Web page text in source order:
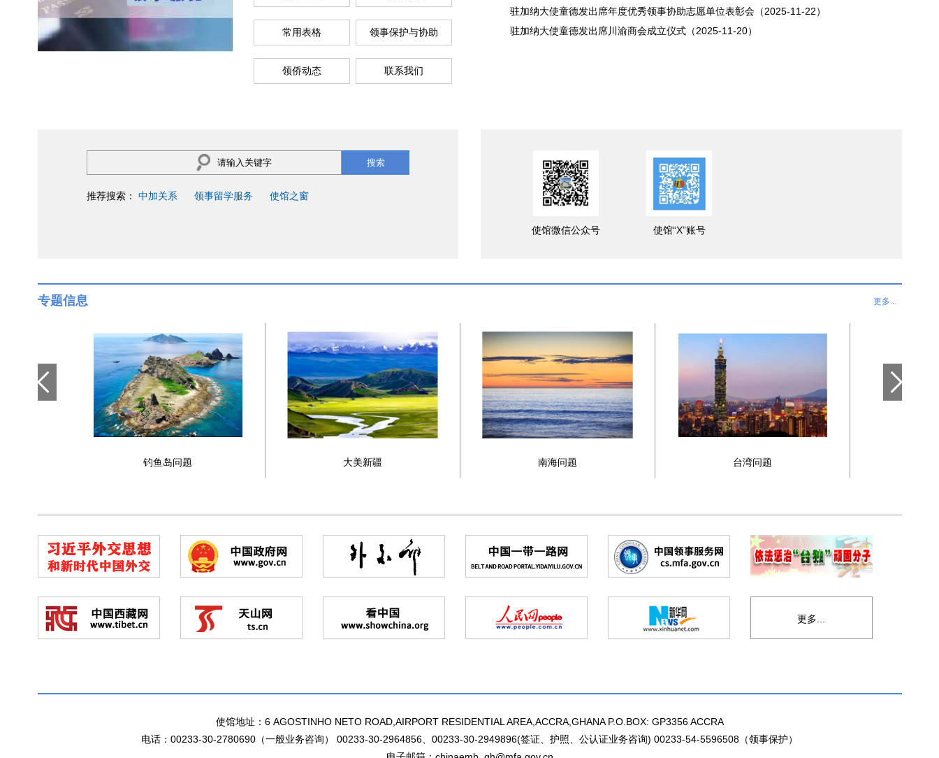
常用表格 领事保护与协助
领侨动态 联系我们
驻加纳大使童德发出席年度优秀领事协助志愿单位表彰会（2025-11-22）
驻加纳大使童德发出席川渝商会成立仪式（2025-11-20）
搜索
推荐搜索： 中加关系 领事留学服务 使馆之窗
使馆微信公众号 使馆“X”账号
专题信息 更多...
钓鱼岛问题 大美新疆 南海问题 台湾问题
更多...
使馆地址：6 AGOSTINHO NETO ROAD,AIRPORT RESIDENTIAL AREA,ACCRA,GHANA P.O.BOX: GP3356 ACCRA
电话：00233-30-2780690（一般业务咨询） 00233-30-2964856、00233-30-2949896(签证、护照、公认证业务咨询) 00233-54-5596508（领事保护）